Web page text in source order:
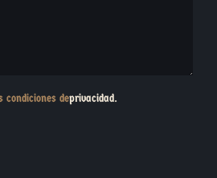
condiciones deprivacidad.